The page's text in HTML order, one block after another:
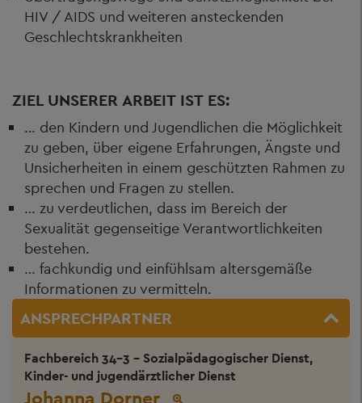
HIV / AIDS und weiteren ansteckenden
Geschlechtskrankheiten
ZIEL UNSERER ARBEIT IST ES:
… den Kindern und Jugendlichen die Möglichkeit
zu geben, über eigene Erfahrungen, Ängste und
Unsicherheiten in einem geschützten Rahmen zu
sprechen und Fragen zu stellen.
… zu verdeutlichen, dass im Bereich der
Sexualität gegenseitige Verantwortlichkeiten
bestehen.
… fachkundig und einfühlsam altersgemäße
Informationen zu vermitteln.
ANSPRECHPARTNER
Fachbereich 34-3 - Sozialpädagogischer Dienst,
Kinder- und jugendärztlicher Dienst
Johanna Dorner